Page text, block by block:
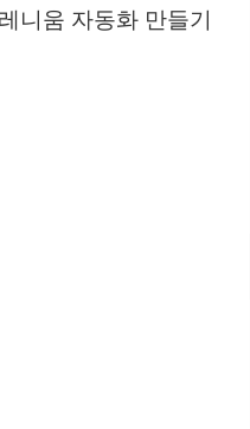
니움 자동화 만들기